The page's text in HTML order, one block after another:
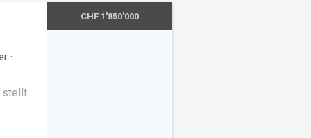
·
stellt
CHF 1'850'000